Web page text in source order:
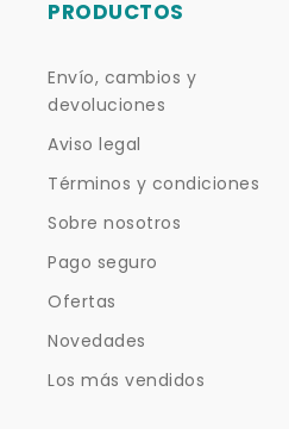
PRODUCTOS
Envío, cambios y
devoluciones
Aviso legal
Términos y condiciones
Sobre nosotros
Pago seguro
Ofertas
Novedades
Los más vendidos